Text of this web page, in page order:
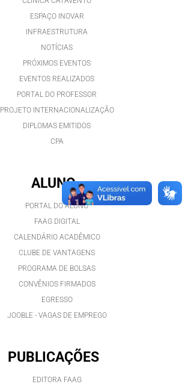
ESPAÇO INOVAR
INFRAESTRUTURA
NOTÍCIAS
PRÓXIMOS EVENTOS
EVENTOS REALIZADOS
PORTAL DO PROFESSOR
PROJETO INTERNACIONALIZAÇÃO
DIPLOMAS EMITIDOS
CPA
ALUNO
PORTAL DO ALUNO
FAAG DIGITAL
CALENDÁRIO ACADÊMICO
CLUBE DE VANTAGENS
PROGRAMA DE BOLSAS
CONVÊNIOS FIRMADOS
EGRESSO
JOOBLE - VAGAS DE EMPREGO
PUBLICAÇÕES
EDITORA FAAG